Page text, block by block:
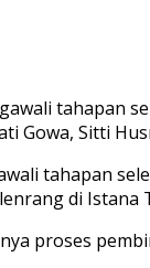
tahapan
Gowa, Sitti
tahapan
di Istana
proses